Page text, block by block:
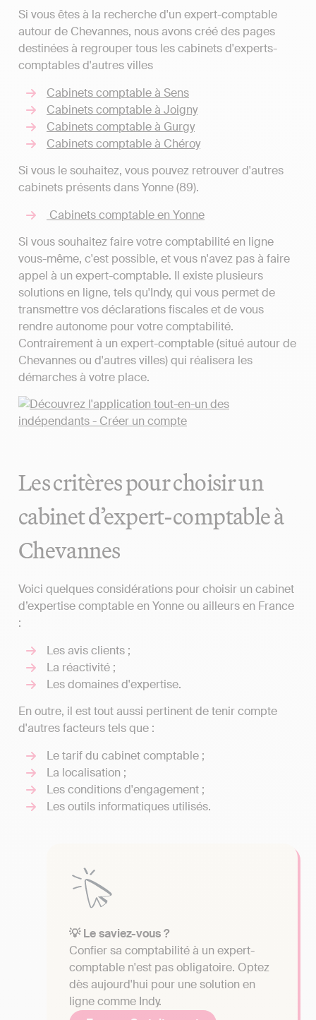
Si vous êtes à la recherche d'un expert-comptable
autour de Chevannes, nous avons créé des pages
destinées à regrouper tous les cabinets d'experts-
comptables d'autres villes
Cabinets comptable à Sens
Cabinets comptable à Joigny
Cabinets comptable à Gurgy
Cabinets comptable à Chéroy
Si vous le souhaitez, vous pouvez retrouver d'autres
cabinets présents dans Yonne (89).
Cabinets comptable en Yonne
Si vous souhaitez faire votre comptabilité en ligne
vous-même, c'est possible, et vous n'avez pas à faire
appel à un expert-comptable. Il existe plusieurs
solutions en ligne, tels qu'Indy, qui vous permet de
transmettre vos déclarations fiscales et de vous
rendre autonome pour votre comptabilité.
Contrairement à un expert-comptable (situé autour de
Chevannes ou d'autres villes) qui réalisera les
démarches à votre place.
Les critères pour choisir un
cabinet d’expert-comptable à
Chevannes
Voici quelques considérations pour choisir un cabinet
d’expertise comptable en Yonne ou ailleurs en France
:
Les avis clients ;
La réactivité ;
Les domaines d'expertise.
En outre, il est tout aussi pertinent de tenir compte
d'autres facteurs tels que :
Le tarif du cabinet comptable ;
La localisation ;
Les conditions d'engagement ;
Les outils informatiques utilisés.
💡 Le saviez-vous ?
Confier sa comptabilité à un expert-
comptable n'est pas obligatoire. Optez
dès aujourd'hui pour une solution en
ligne comme Indy.